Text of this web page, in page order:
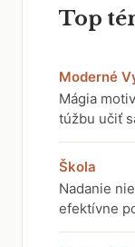
Top
Moderné
Mágia
túžbu učiť
Škola
Nadanie
efektívne